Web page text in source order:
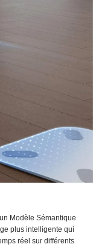
Modèle Sémantique
plus intelligente qui
réel sur différents